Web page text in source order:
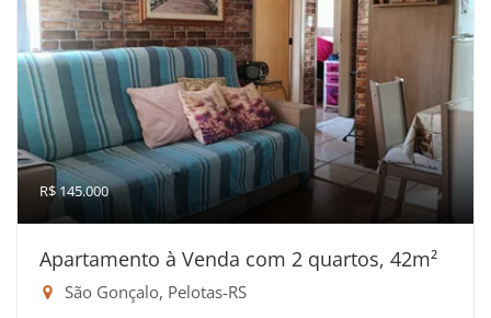
R$ 145.000
Apartamento à Venda com 2 quartos, 42m²
São Gonçalo, Pelotas-RS